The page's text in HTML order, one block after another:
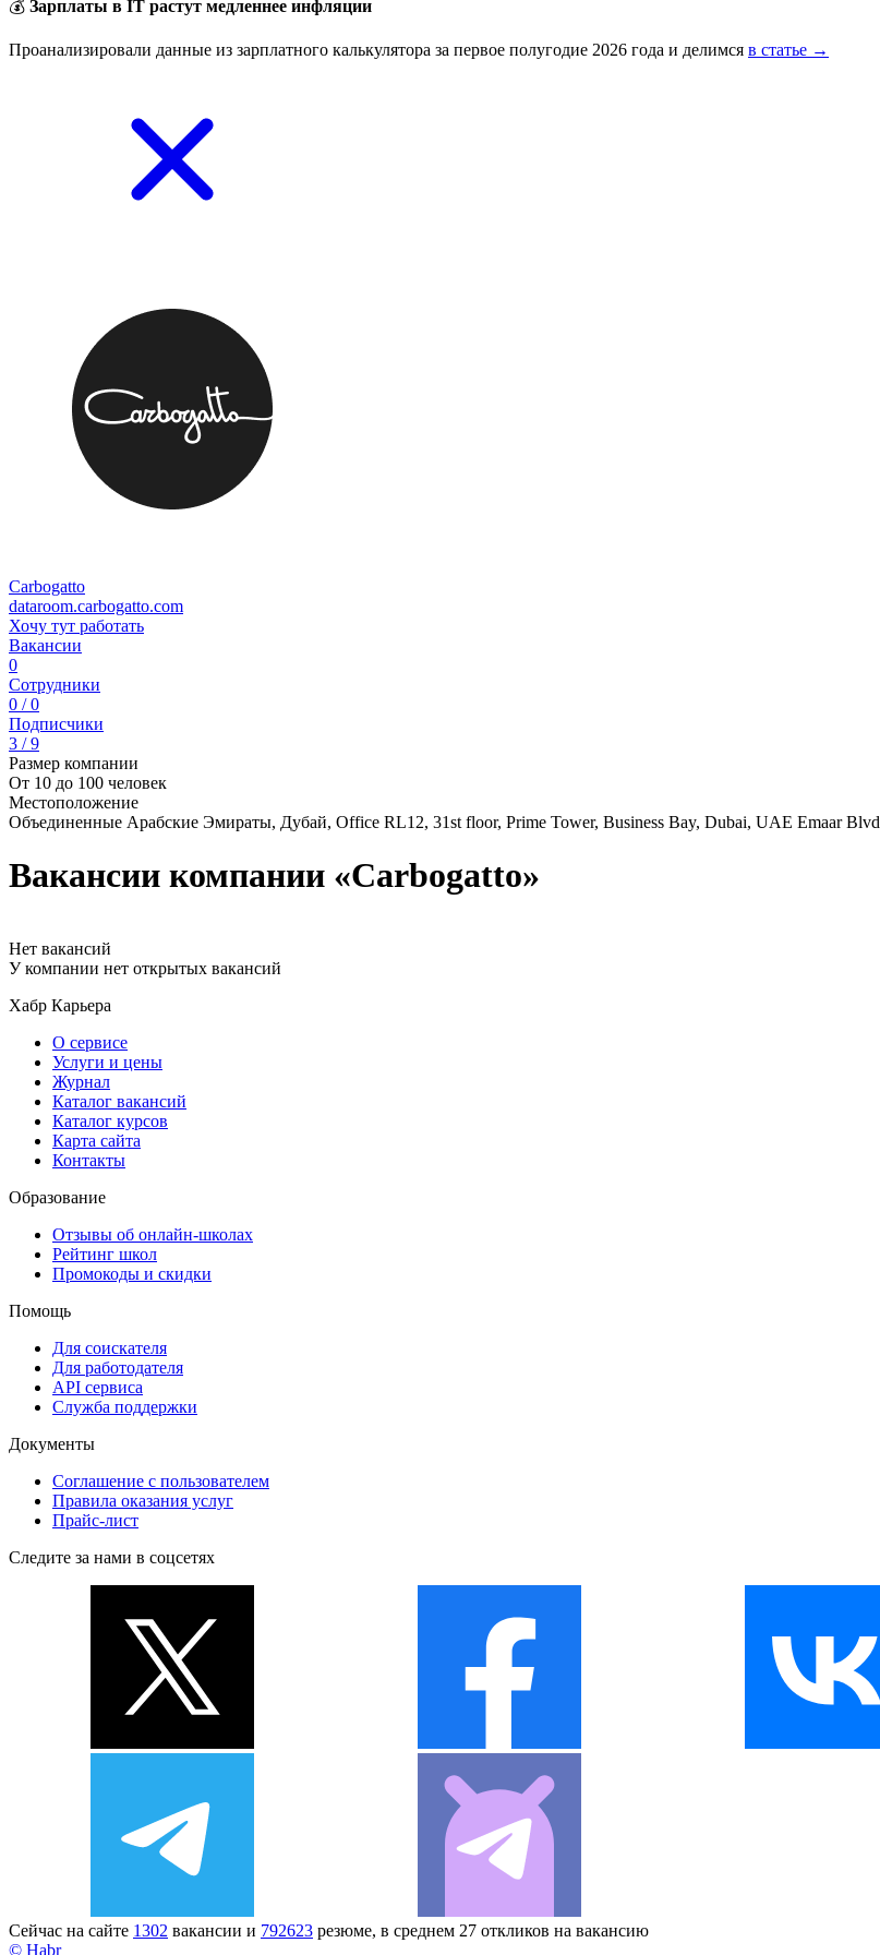
💰 Зарплаты в IT растут медленнее инфляции
Проанализировали данные из зарплатного калькулятора за первое полугодие 2026 года и делимся в статье →
Carbogatto
dataroom.carbogatto.com
Хочу тут работать
Вакансии
0
Сотрудники
0 / 0
Подписчики
3 / 9
Размер компании
От 10 до 100 человек
Местоположение
Объединенные Арабские Эмираты, Дубай, Office RL12, 31st floor, Prime Tower, Business Bay, Dubai, UAE Emaar Blvd
Вакансии компании «Carbogatto»
Нет вакансий
У компании нет открытых вакансий
Хабр Карьера
О сервисе
Услуги и цены
Журнал
Каталог вакансий
Каталог курсов
Карта сайта
Контакты
Образование
Отзывы об онлайн-школах
Рейтинг школ
Промокоды и скидки
Помощь
Для соискателя
Для работодателя
API сервиса
Служба поддержки
Документы
Соглашение с пользователем
Правила оказания услуг
Прайс-лист
Следите за нами в соцсетях
Сейчас на сайте 1302 вакансии и 792623 резюме, в среднем 27 откликов на вакансию
© Habr